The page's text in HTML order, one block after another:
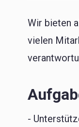
Wir bieten
vielen
-